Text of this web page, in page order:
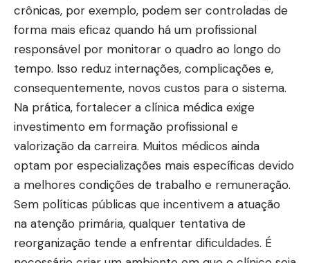
crônicas, por exemplo, podem ser controladas de
forma mais eficaz quando há um profissional
responsável por monitorar o quadro ao longo do
tempo. Isso reduz internações, complicações e,
consequentemente, novos custos para o sistema.
Na prática, fortalecer a clínica médica exige
investimento em formação profissional e
valorização da carreira. Muitos médicos ainda
optam por especializações mais específicas devido
a melhores condições de trabalho e remuneração.
Sem políticas públicas que incentivem a atuação
na atenção primária, qualquer tentativa de
reorganização tende a enfrentar dificuldades. É